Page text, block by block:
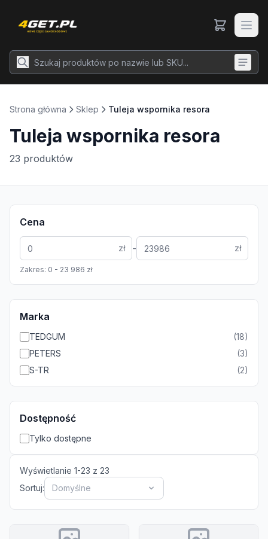
Strona główna Sklep Tuleja wspornika resora
Tuleja wspornika resora
23 produktów
Cena
zł - zł
Zakres: 0 - 23 986 zł
Marka
TEDGUM (18)
PETERS
(3)
S-TR
(2)
Dostępność
Tylko dostępne
Wyświetlanie 1-23 z 23
Sortuj:
Domyślne